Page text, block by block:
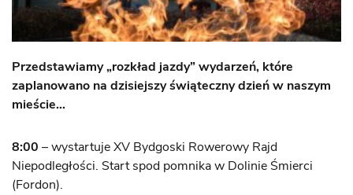
Przedstawiamy „rozkład jazdy” wydarzeń, które
zaplanowano na dzisiejszy świąteczny dzień w naszym
mieście…
8:00 – wystartuje XV Bydgoski Rowerowy Rajd
Niepodległości. Start spod pomnika w Dolinie Śmierci
(Fordon).